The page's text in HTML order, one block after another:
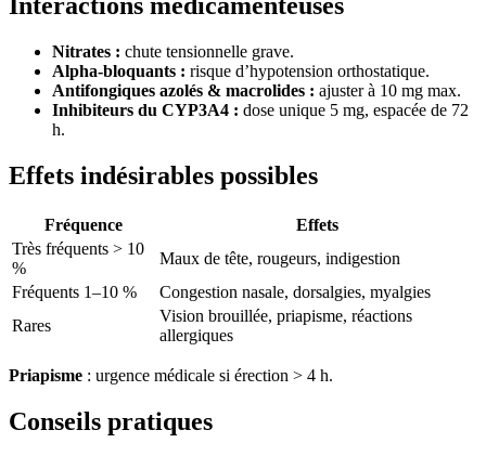
Nitrates : chute tensionnelle grave.
Alpha-bloquants : risque d’hypotension orthostatique.
Antifongiques azolés & macrolides : ajuster à 10 mg max.
Inhibiteurs du CYP3A4 : dose unique 5 mg, espacée de 72
h.
Effets indésirables possibles
Fréquence
Effets
Très fréquents > 10
%
Maux de tête, rougeurs, indigestion
Fréquents 1–10 %
Congestion nasale, dorsalgies, myalgies
Rares
Vision brouillée, priapisme, réactions
allergiques
Priapisme : urgence médicale si érection > 4 h.
Conseils pratiques